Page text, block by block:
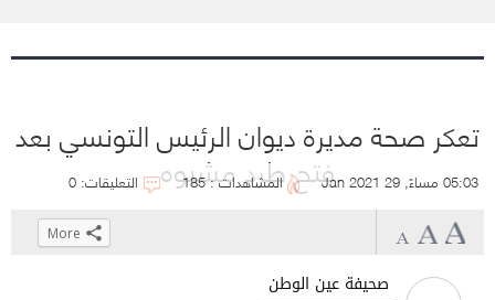
تعكر صحة مديرة ديوان الرئيس التونسي بعد
فتح طرد مشبوه 05:03 مساءً, 29 Jan 2021 المشاهدات : 185 التعليقات: 0
صحيفة عين الوطن
Click
More